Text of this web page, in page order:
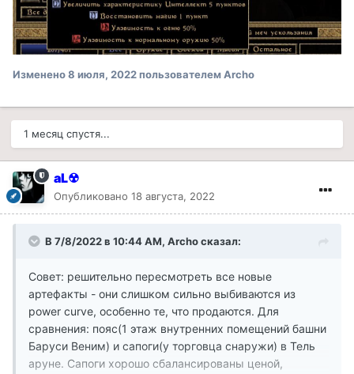
Изменено8 июля, 2022пользователем Archo
1 месяц спустя...
aL☢
Опубликовано 18 августа, 2022
В 7/8/2022 в 10:44 AM, Archoсказал:
Совет: решительно пересмотреть все новые
артефакты - они слишком сильно выбиваются из
power curve, особенно те, что продаются. Для
сравнения: пояс(1 этаж внутренних помещений башни
Баруси Веним) и сапоги(у торговца снаружи) в Тель
аруне. Сапоги хорошо сбалансированы ценой,